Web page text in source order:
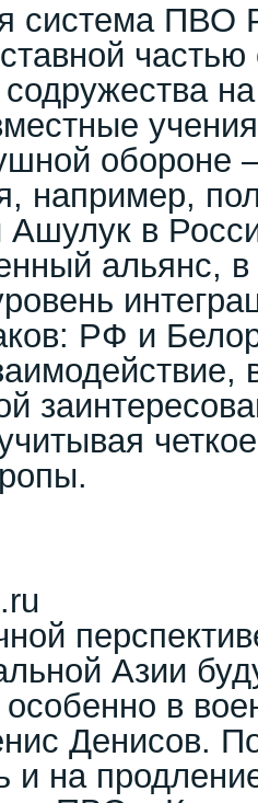
система ПВО
обороне
например,
Ашулук в
альянс,
РФ и
Азии
особенно в
Денисов.
и на